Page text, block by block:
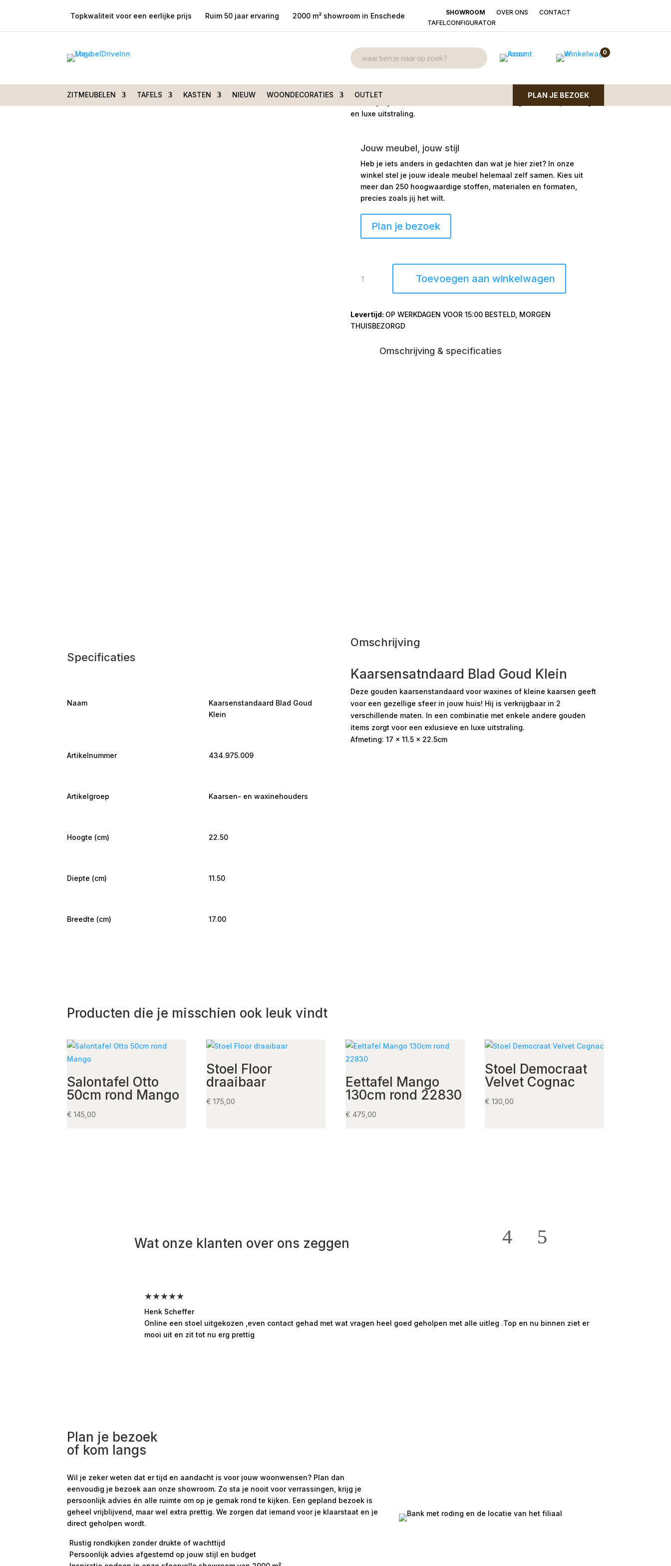
Topkwaliteit voor een eerlijke prijs Ruim 50 jaar ervaring 2000 m² showroom in Enschede SHOWROOM OVER ONS
CONTACT
TAFELCONFIGURATOR
0
ZITMEUBELEN TAFELS KASTEN NIEUW WOONDECORATIES OUTLET PLAN JE BEZOEK
Klein
Kaarsenstandaard Blad Goud Klein
en luxe uitstraling.
Jouw meubel, jouw stijl
Heb je iets anders in gedachten dan wat je hier ziet? In onze
winkel stel je jouw ideale meubel helemaal zelf samen. Kies uit
meer dan 250 hoogwaardige stoffen, materialen en formaten,
precies zoals jij het wilt.
Plan je bezoek
Blad
aantal
Toevoegen aan winkelwagen
OP WERKDAGEN VOOR 15:00 BESTELD, MORGEN
THUISBEZORGD
Omschrijving & specificaties
Specificaties
Naam
Kaarsenstandaard Blad Goud
Klein
Artikelnummer 434.975.009
Artikelgroep Kaarsen- en waxinehouders
Hoogte (cm) 22.50
Diepte (cm) 11.50
Breedte (cm) 17.00
Omschrijving
Kaarsensatndaard Blad Goud Klein
Deze gouden kaarsenstandaard voor waxines of kleine kaarsen geeft
voor een gezellige sfeer in jouw huis! Hij is verkrijgbaar in 2
verschillende maten. In een combinatie met enkele andere gouden
items zorgt voor een exlusieve en luxe uitstraling.
Afmeting: 17 x 11.5 x 22.5cm
Producten die je misschien ook leuk vindt
Salontafel Otto
50cm rond Mango
€ 145,00
Stoel Floor
draaibaar
€ 175,00
Eettafel Mango
130cm rond 22830
€ 475,00
Stoel Democraat
Velvet Cognac
€ 130,00
Wat onze klanten over ons zeggen
★★★★★
Henk Scheffer
Online een stoel uitgekozen ,even contact gehad met wat vragen heel goed geholpen met alle uitleg .Top en nu binnen ziet er
mooi uit en zit tot nu erg prettig
Plan je bezoek
of kom langs
Wil je zeker weten dat er tijd en aandacht is voor jouw woonwensen? Plan dan
eenvoudig je bezoek aan onze showroom. Zo sta je nooit voor verrassingen, krijg je
persoonlijk advies én alle ruimte om op je gemak rond te kijken. Een gepland bezoek is
geheel vrijblijvend, maar wel extra prettig. We zorgen dat iemand voor je klaarstaat en je
direct geholpen wordt.
Rustig rondkijken zonder drukte of wachttijd
Persoonlijk advies afgestemd op jouw stijl en budget